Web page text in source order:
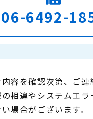
06-6492-
容を確認次第、ご連
相違やシステムエ
場合がございます。